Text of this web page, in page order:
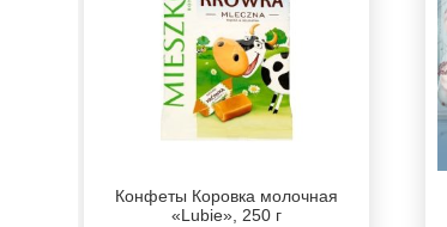
Конфеты Коровка молочная
«Lubie», 250 г